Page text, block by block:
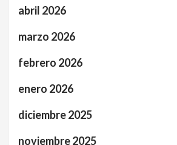
abril 2026
marzo 2026
febrero 2026
enero 2026
diciembre 2025
noviembre 2025